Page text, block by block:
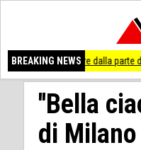
BREAKING NEWS
dalla parte degli ultimi
''Bella
di Milano